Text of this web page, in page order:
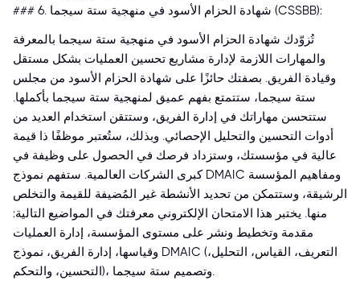
### 6. شهادة الحزام الأسود في منهجية ستة سيجما (CSSBB):
تُزوّدك شهادة الحزام الأسود في منهجية ستة سيجما بالمعرفة
والمهارات اللازمة لإدارة مشاريع تحسين العمليات بشكل مستقل
وقيادة الفريق. بصفتك حائزًا على شهادة الحزام الأسود من مجلس
ستة سيجما، ستتمتع بفهم عميق لمنهجية ستة سيجما بأكملها.
ستتحسن مهاراتك في إدارة الفريق، وستتقن استخدام العديد من
أدوات التحسين والتحليل الإحصائي. وبذلك، ستُعتبر موظفًا ذا قيمة
عالية في مؤسستك، وستزداد فرصك في الحصول على وظيفة في
كبرى الشركات العالمية. ستفهم نموذج DMAIC ومفاهيم المؤسسة
الرشيقة، وستتمكن من تحديد الأنشطة غير المُضيفة للقيمة والتخلص
منها. يختبر هذا الامتحان الإلكتروني معرفتك في المواضيع التالية:
مقدمة وتخطيط ونشر على مستوى المؤسسة، إدارة العمليات
وقياسها، إدارة الفريق، نموذج DMAIC (التعريف، القياس، التحليل،
التحسين، والتحكم)، وتصميم ستة سيجما.